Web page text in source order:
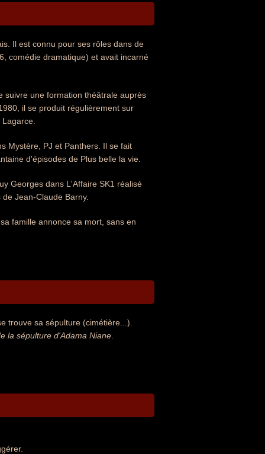
Il est connu pour ses rôles dans de
comédie dramatique) et avait incarné
suivre une formation théâtrale auprès
il se produit régulièrement sur
Mystère, PJ et Panthers. Il se fait
d'épisodes de Plus belle la vie.
Georges dans L'Affaire SK1 réalisé
Jean-Claude Barny.
famille annonce sa mort, sans en
trouve sa sépulture (cimétière...).
la sépulture d'Adama Niane